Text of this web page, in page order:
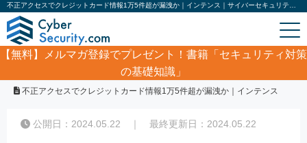
【無料】
メルマガ登録でプレゼント！書籍「セキュリティ対策
の基礎知識」
サイバーセキュリティ・情報漏洩ニュース
不正アクセスでクレジットカード情報1万5件超が漏洩か｜インテンス
公開日：2024.05.22 ｜ 最終更新日：2024.05.22